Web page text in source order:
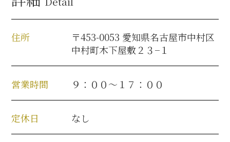
利家関連 史跡 一覧
犬千代ルート
加藤清正と名古屋の関係
住所
〒453-0053 愛知県名古屋市中村区
中村町木下屋敷２３−１
営業時間 ９：００～１７：００
定休日 なし